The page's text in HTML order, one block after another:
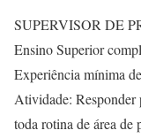
SUPERVISOR DE
Ensino Superior
Experiência mínima
Atividade: Responder
toda rotina de área de